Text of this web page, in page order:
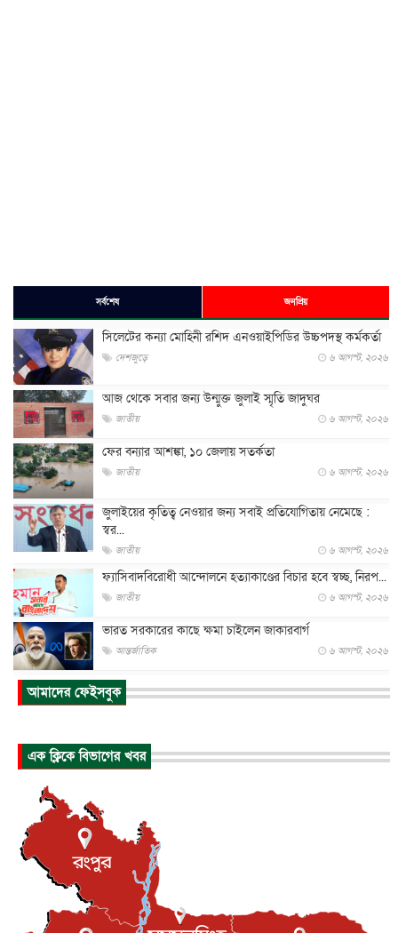
সর্বশেষ জনপ্রিয়
সিলেটের কন্যা মোহিনী রশিদ এনওয়াইপিডির উচ্চপদস্থ কর্মকর্তা
দেশজুড়ে ৬ আগস্ট, ২০২৬
আজ থেকে সবার জন্য উন্মুক্ত জুলাই স্মৃতি জাদুঘর
জাতীয় ৬ আগস্ট, ২০২৬
ফের বন্যার আশঙ্কা, ১০ জেলায় সতর্কতা
জাতীয় ৬ আগস্ট, ২০২৬
জুলাইয়ের কৃতিত্ব নেওয়ার জন্য সবাই প্রতিযোগিতায় নেমেছে :
স্বর...
জাতীয় ৬ আগস্ট, ২০২৬
ফ্যাসিবাদবিরোধী আন্দোলনে হত্যাকাণ্ডের বিচার হবে স্বচ্ছ, নিরপ...
জাতীয় ৬ আগস্ট, ২০২৬
ভারত সরকারের কাছে ক্ষমা চাইলেন জাকারবার্গ
আন্তর্জাতিক ৬ আগস্ট, ২০২৬
আকাশে ট্রাম্পের হেলিকপ্টার ও যাত্রীবাহী বিমান মুখোমুখি, তদন্...
আন্তর্জাতিক
আন্তর্জাতিক ৬ আগস্ট, ২০২৬
টি-টোয়েন্টি ইতিহাসের সর্বোচ্চ রানের মালিক এখন জস বাটলার
বস্তিতে কেটেছে শৈশব, আজ মুম্বাইয়ে দুই বাড়ির মালিক
বিনোদন ৬ আগস্ট, ২০২৬
আমাদের ফেইসবুক
এক ক্লিকে বিভাগের খবর